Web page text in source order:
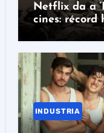
Netflix da a
cines: récord
Oscar
INDUSTRIA